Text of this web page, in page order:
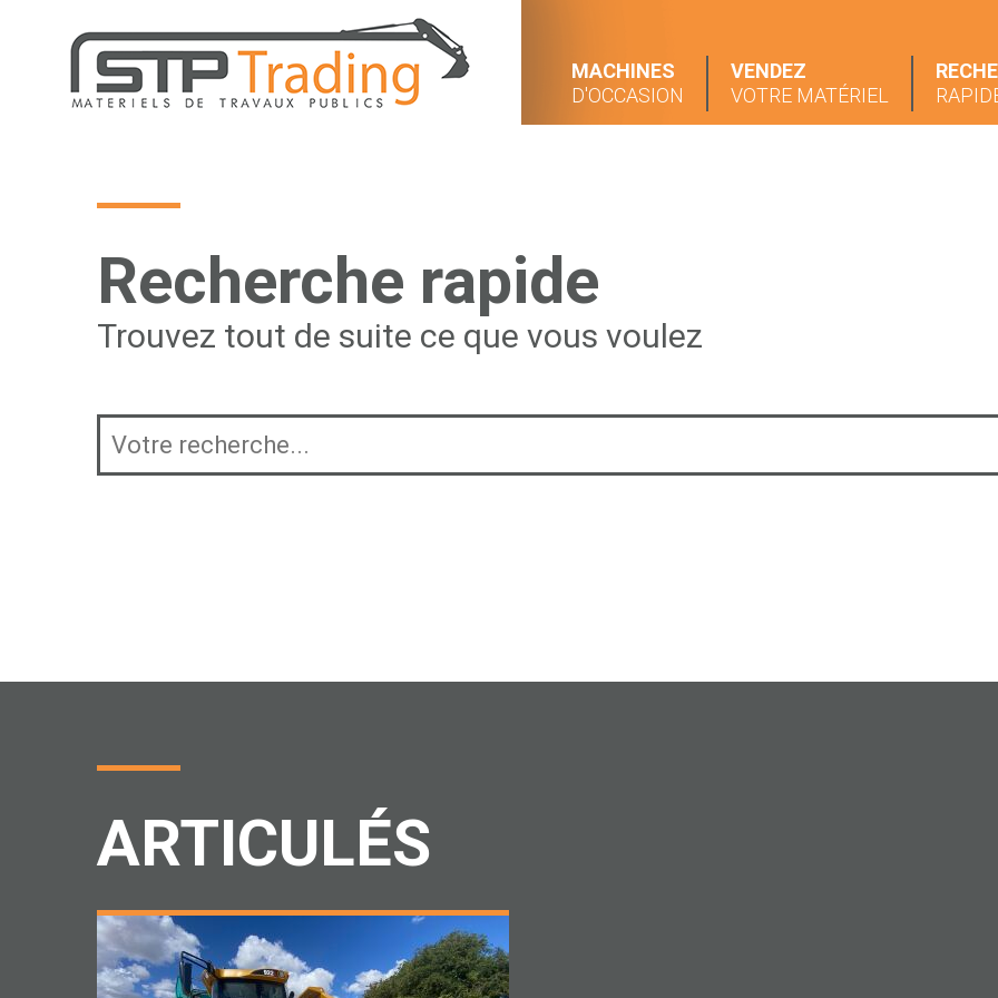
MACHINES
D'OCCASION
VENDEZ
VOTRE MATÉRIEL
Recherche rapide
Trouvez tout de suite ce que vous voulez
ARTICULÉS